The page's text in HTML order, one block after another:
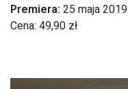
Premiera: 25 maja 2019
Cena: 49,90 zł